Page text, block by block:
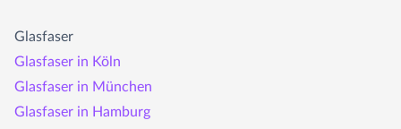
Glasfaser
Glasfaser in Köln
Glasfaser in München
Glasfaser in Hamburg